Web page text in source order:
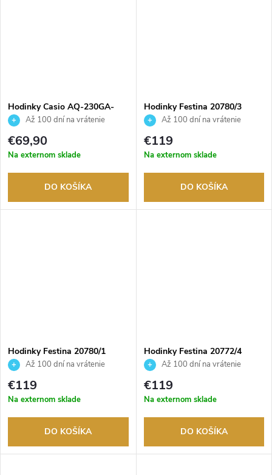
Hodinky Casio AQ-230GA-
5AMQYES
Až 100 dní na vrátenie
tovaru. Autorizovaný predajca.
€69,90
Na externom sklade
DO KOŠÍKA
Hodinky Festina 20780/3
Až 100 dní na vrátenie
tovaru. Autorizovaný predajca.
€119
Na externom sklade
DO KOŠÍKA
Hodinky Festina 20780/1
Až 100 dní na vrátenie
tovaru. Autorizovaný predajca.
€119
Na externom sklade
DO KOŠÍKA
Hodinky Festina 20772/4
Až 100 dní na vrátenie
tovaru. Autorizovaný predajca.
€119
Na externom sklade
DO KOŠÍKA